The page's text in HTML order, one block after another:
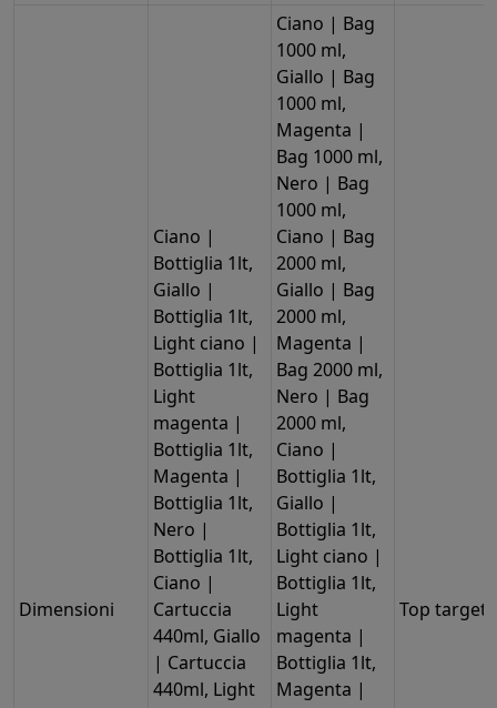
Dimensioni
Ciano |
Bottiglia 1lt,
Giallo |
Bottiglia 1lt,
Light ciano |
Bottiglia 1lt,
Light
magenta |
Bottiglia 1lt,
Magenta |
Bottiglia 1lt,
Nero |
Bottiglia 1lt,
Ciano |
Cartuccia
440ml, Giallo
| Cartuccia
440ml, Light
Ciano | Bag
1000 ml,
Giallo | Bag
1000 ml,
Magenta |
Bag 1000 ml,
Nero | Bag
1000 ml,
Ciano | Bag
2000 ml,
Giallo | Bag
2000 ml,
Magenta |
Bag 2000 ml,
Nero | Bag
2000 ml,
Ciano |
Bottiglia 1lt,
Giallo |
Bottiglia 1lt,
Light ciano |
Bottiglia 1lt,
Light
magenta |
Bottiglia 1lt,
Magenta |
Top target